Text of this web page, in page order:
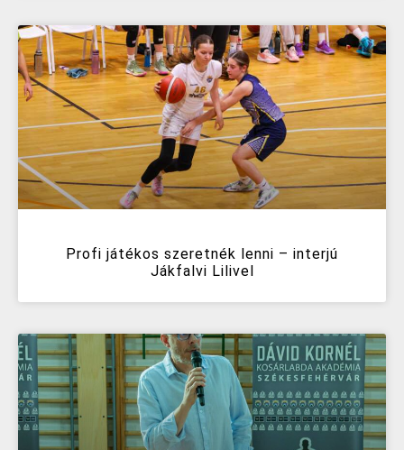
Profi játékos szeretnék lenni – interjú
Jákfalvi Lilivel